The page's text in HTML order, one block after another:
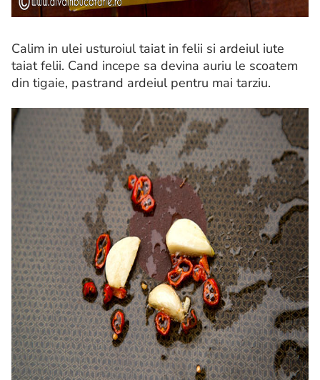
Calim in ulei usturoiul taiat in felii si ardeiul iute
taiat felii. Cand incepe sa devina auriu le scoatem
din tigaie, pastrand ardeiul pentru mai tarziu.